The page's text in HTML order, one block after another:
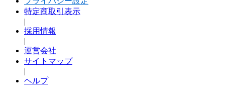
特定商取引表示
|
採用情報
|
運営会社
サイトマップ
|
ヘルプ